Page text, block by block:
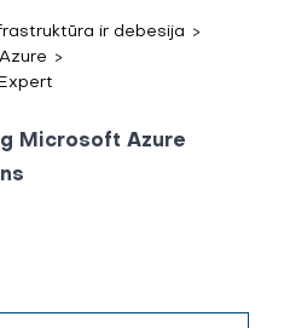
ir debesija >
Azure >
Microsoft Azure